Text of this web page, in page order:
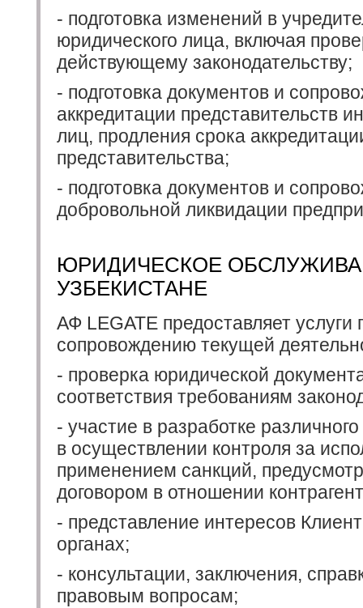
- подготовка изменений в
юридического лица, включая
действующему законодательству;
- подготовка документов и
аккредитации представительств
лиц, продления срока
представительства;
- подготовка документов и
добровольной ликвидации
ЮРИДИЧЕСКОЕ
УЗБЕКИСТАНЕ
АФ LEGATE предоставляет
сопровождению текущей
- проверка юридической
соответствия требованиям
- участие в разработке
в осуществлении контроля за
применением санкций,
договором в отношении
- представление интересов
органах;
- консультации, заключения,
правовым вопросам;